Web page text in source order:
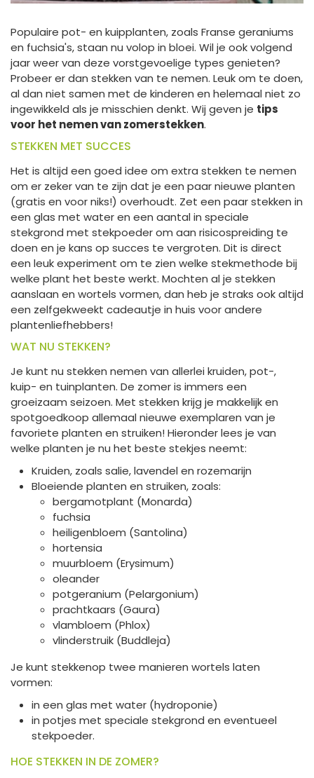
Populaire pot- en kuipplanten, zoals Franse geraniums
en fuchsia's, staan nu volop in bloei. Wil je ook volgend
jaar weer van deze vorstgevoelige types genieten?
Probeer er dan stekken van te nemen. Leuk om te doen,
al dan niet samen met de kinderen en helemaal niet zo
ingewikkeld als je misschien denkt. Wij geven je tips
voor het nemen van zomerstekken.
STEKKEN MET SUCCES
Het is altijd een goed idee om extra stekken te nemen
om er zeker van te zijn dat je een paar nieuwe planten
(gratis en voor niks!) overhoudt. Zet een paar stekken in
een glas met water en een aantal in speciale
stekgrond met stekpoeder om aan risicospreiding te
doen en je kans op succes te vergroten. Dit is direct
een leuk experiment om te zien welke stekmethode bij
welke plant het beste werkt. Mochten al je stekken
aanslaan en wortels vormen, dan heb je straks ook altijd
een zelfgekweekt cadeautje in huis voor andere
plantenliefhebbers!
WAT NU STEKKEN?
Je kunt nu stekken nemen van allerlei kruiden, pot-,
kuip- en tuinplanten. De zomer is immers een
groeizaam seizoen. Met stekken krijg je makkelijk en
spotgoedkoop allemaal nieuwe exemplaren van je
favoriete planten en struiken! Hieronder lees je van
welke planten je nu het beste stekjes neemt:
Kruiden, zoals salie, lavendel en rozemarijn
Bloeiende planten en struiken, zoals:
bergamotplant (Monarda)
fuchsia
heiligenbloem (Santolina)
hortensia
muurbloem (Erysimum)
oleander
potgeranium (Pelargonium)
prachtkaars (Gaura)
vlambloem (Phlox)
vlinderstruik (Buddleja)
Je kunt stekkenop twee manieren wortels laten
vormen:
in een glas met water (hydroponie)
in potjes met speciale stekgrond en eventueel
stekpoeder.
HOE STEKKEN IN DE ZOMER?